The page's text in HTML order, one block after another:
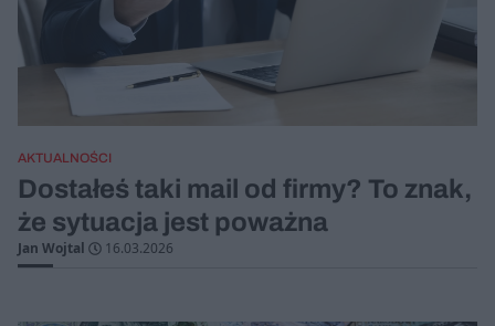
AKTUALNOŚCI
Dostałeś taki mail od firmy? To znak,
że sytuacja jest poważna
Jan Wojtal 16.03.2026